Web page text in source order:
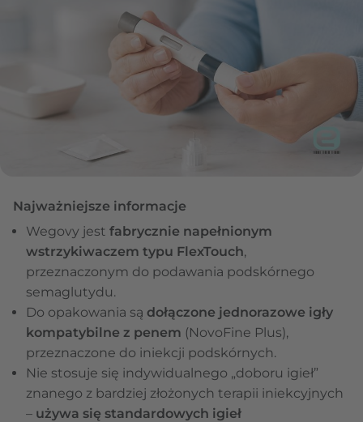
Najważniejsze informacje
Wegovy jest fabrycznie napełnionym
wstrzykiwaczem typu FlexTouch,
przeznaczonym do podawania podskórnego
semaglutydu.
Do opakowania są dołączone jednorazowe igły
kompatybilne z penem (NovoFine Plus),
przeznaczone do iniekcji podskórnych.
Nie stosuje się indywidualnego „doboru igieł”
znanego z bardziej złożonych terapii iniekcyjnych
– używa się standardowych igieł